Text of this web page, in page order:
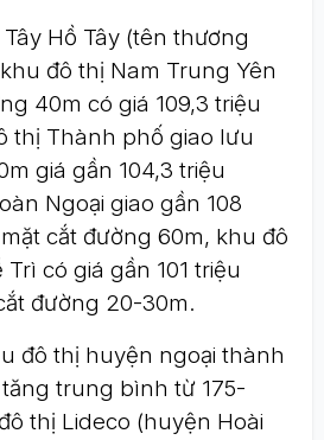
Hồ Tây (tên thương
đô thị Nam Trung Yên
40m có giá 109,3 triệu
thị Thành phố giao lưu
giá gần 104,3 triệu
Ngoại giao gần 108
cắt đường 60m, khu đô
có giá gần 101 triệu
đường 20-30m.
đô thị huyện ngoại thành
trung bình từ 175-
thị Lideco (huyện Hoài